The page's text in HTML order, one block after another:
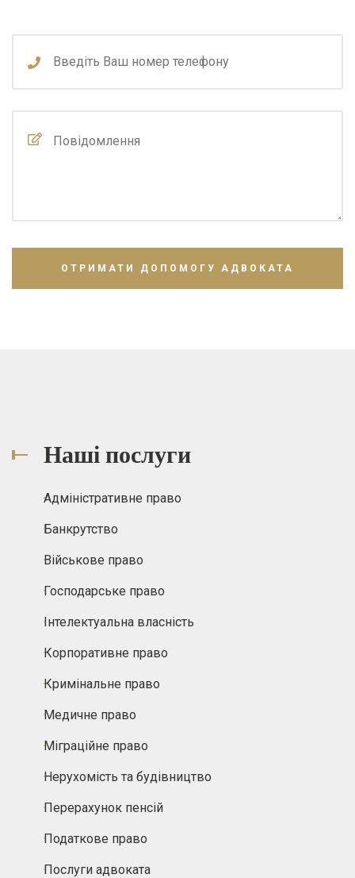
Наші послуги
Адміністративне право
Банкрутство
Військове право
Господарське право
Інтелектуальна власність
Корпоративне право
Кримінальне право
Медичне право
Міграційне право
Нерухомість та будівництво
Перерахунок пенсій
Податкове право
Послуги адвоката